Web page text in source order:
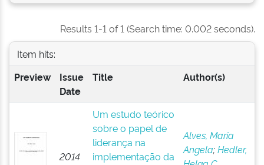
Results 1-1 of 1 (Search time: 0.002 seconds).
Item hits:
Preview
Issue
Date
Title Author(s)
2014
Um estudo teórico
sobre o papel de
liderança na
implementação da
Alves, Maria
Angela;Hedler,